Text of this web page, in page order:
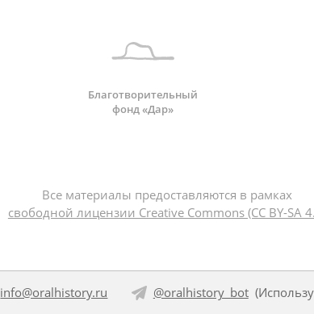
Благотворительный
фонд «Дар»
Все материалы предоставляются в рамках
свободной лицензии Creative Commons (CC BY-SA
info@oralhistory.ru @oralhistory_bot